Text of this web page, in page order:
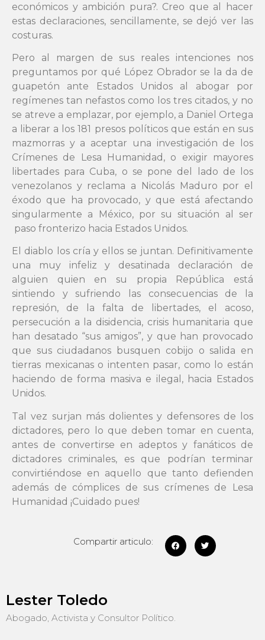
económicos y ambición pura?. Creo que al hacer
estas declaraciones, sencillamente, se dejó ver las
costuras.
Pero al margen de sus reales intenciones nos
preguntamos por qué López Obrador se la da de
guapetón ante Estados Unidos al abogar por
regímenes tan nefastos como los tres citados, y no
se atreve a emplazar, por ejemplo, a Daniel Ortega
a liberar a los 181 presos políticos que están en sus
mazmorras y a aceptar una investigación de los
Crímenes de Lesa Humanidad, o exigir mayores
libertades para Cuba, o se pone del lado de los
venezolanos y reclama a Nicolás Maduro por el
éxodo que ha provocado, y que está afectando
singularmente a México, por su situación al ser
paso fronterizo hacia Estados Unidos.
El diablo los cría y ellos se juntan. Definitivamente
una muy infeliz y desatinada declaración de
alguien quien en su propia República está
sintiendo y sufriendo las consecuencias de la
represión, de la falta de libertades, el acoso,
persecución a la disidencia, crisis humanitaria que
han desatado “sus amigos”, y que han provocado
que sus ciudadanos busquen cobijo o salida en
tierras mexicanas o intenten pasar, como lo están
haciendo de forma masiva e ilegal, hacia Estados
Unidos.
Tal vez surjan más dolientes y defensores de los
dictadores, pero lo que deben tomar en cuenta,
antes de convertirse en adeptos y fanáticos de
dictadores criminales, es que podrían terminar
convirtiéndose en aquello que tanto defienden
además de cómplices de sus crímenes de Lesa
Humanidad ¡Cuidado pues!
Compartir articulo:
Lester Toledo
Abogado, Activista y Consultor Político.